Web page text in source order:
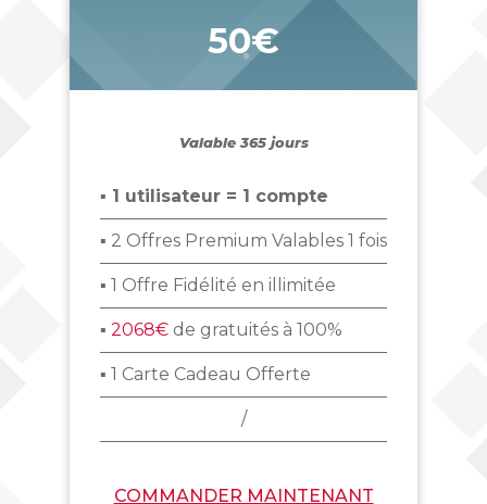
50€
_
Valable 365 jours
▪ 1 utilisateur = 1 compte
▪ 2 Offres Premium Valables 1 fois
▪ 1 Offre Fidélité en illimitée
▪ 2068€ de gratuités à 100%
▪ 1 Carte Cadeau Offerte
/
COMMANDER MAINTENANT